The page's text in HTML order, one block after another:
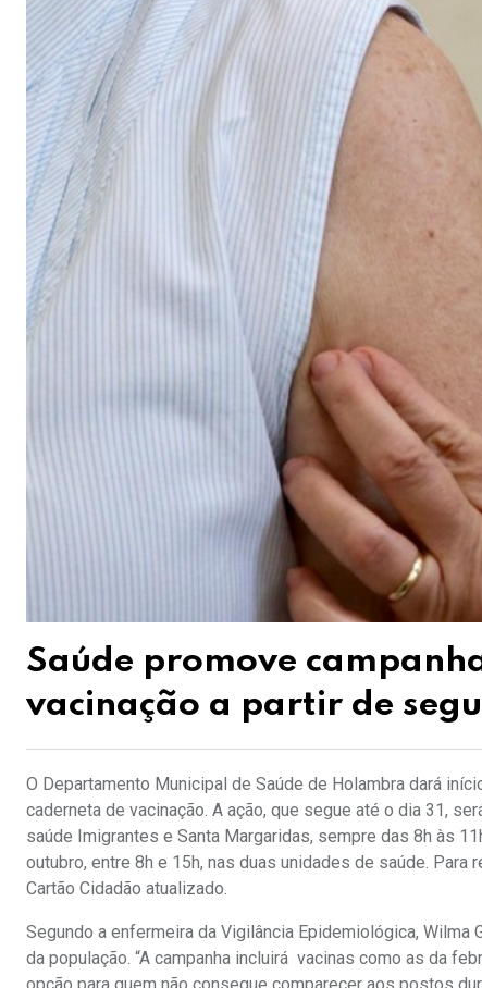
Saúde promove
vacinação a partir de
O Departamento Municipal de Saúde de Holambra dará
caderneta de vacinação. A ação, que segue até o dia 31,
saúde Imigrantes e Santa Margaridas, sempre das 8h às
outubro, entre 8h e 15h, nas duas unidades de saúde.
Cartão Cidadão atualizado.
Segundo a enfermeira da Vigilância Epidemiológica,
da população. “A campanha incluirá vacinas como as da
opção para quem não consegue comparecer aos postos